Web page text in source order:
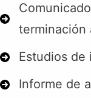
terminación
Estudios de
Informe de